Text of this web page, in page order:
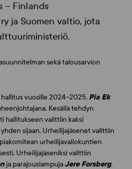
– Finlands
ja Suomen valtio, jota
sekä talousarvion
vuosille 2024–2025. Pia Ek
Kesällä tehdyn
hallitukseen valittiin kaksi
sijaan. Urheilijajäsenet valittiin
urheilijavaliokuntien
Urheilijajäseniksi valittiin
ja parajousiampujaJere Forsberg.